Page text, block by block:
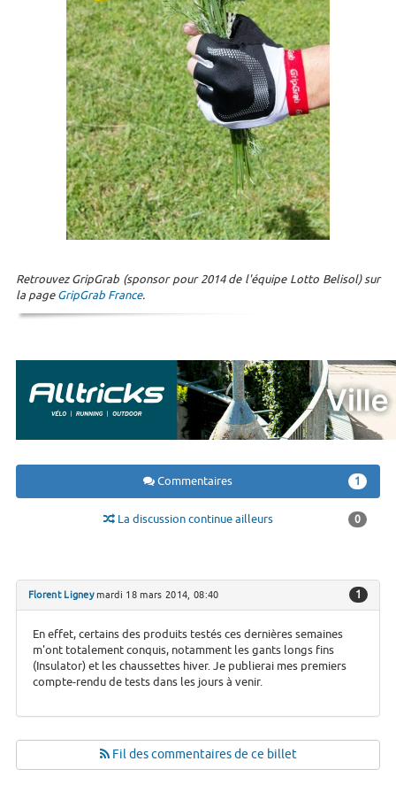
Retrouvez GripGrab (sponsor pour 2014 de l'équipe Lotto Belisol) sur
la pageGripGrab France.
Commentaires 1
La discussion continue ailleurs 0
Florent Ligneymardi 18 mars 2014, 08:40 1
En effet, certains des produits testés ces dernières semaines
m'ont totalement conquis, notamment les gants longs fins
(Insulator) et les chaussettes hiver. Je publierai mes premiers
compte-rendu de tests dans les jours à venir.
Fil des commentaires de ce billet